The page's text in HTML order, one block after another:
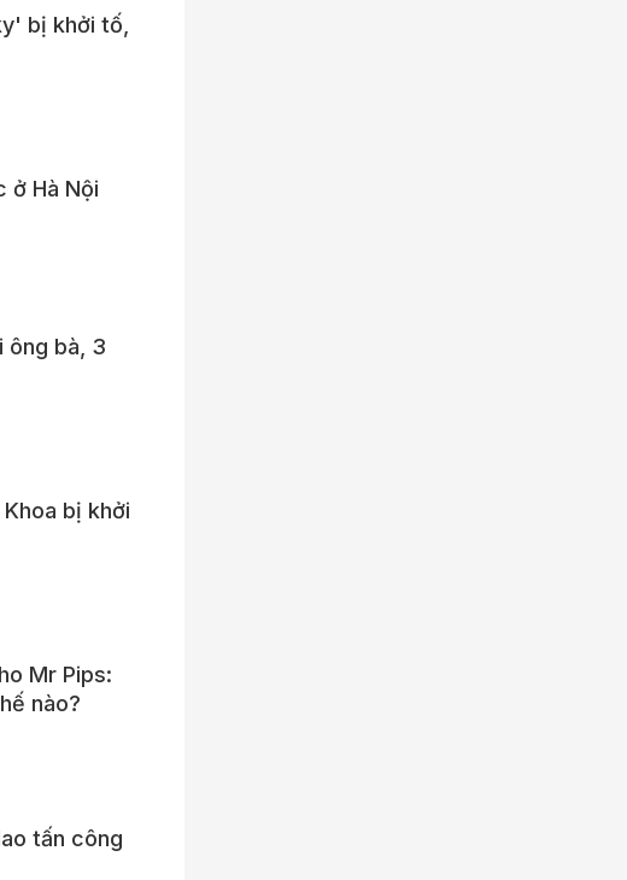
bị khởi tố,
ở Hà Nội
ông bà, 3
bị khởi
Mr Pips:
nào?
tấn công